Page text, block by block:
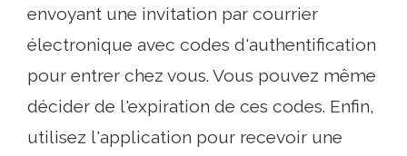
envoyant une invitation par courrier
électronique avec codes d'authentification
pour entrer chez vous. Vous pouvez même
décider de l'expiration de ces codes. Enfin,
utilisez l'application pour recevoir une